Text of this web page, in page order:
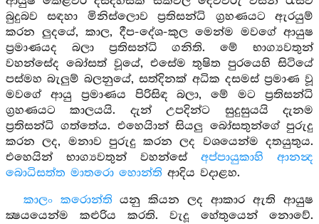
බුදුබව සඳහා මිනිස්ලොව ප්‍රතිසන්ධි ග්‍රහණයට ඇරයුම්
කරන ලුදයේ, කාල, දීප-දේශ-කුල මෙන්ම මවගේ ආයුෂ
ප්‍රමාණයද බලා ප්‍රතිසන්ධි ගනිති. මේ භාග්‍යවතුන්
වහන්සේද බෝසත් වූයේ, එසේම තුෂිත පුරයෙහි සිටියේ
පස්මහ බැලුම් බලනුයේ, සත්දිනක් අධික දසමස් ප්‍රමාණ වූ
මවගේ ආයු ප්‍රමාණය පිරිසිඳ බලා, මේ මට ප්‍රතිසන්ධි
ග්‍රහණයට කාලයයි. දැන් උපදින්ට සුදුසුයයි දැනම
ප්‍රතිසන්ධි ගත්තේය. එහෙයිාන් සියලු බෝසතුන්ගේ පුරුදු
කරන ලද, මනාව පුරුදු කරන ලද වශයෙන්ම දතයුතුය.
එහෙයින් භාග්‍යවතුන් වහන්සේ අප්පායුකාහි ආනන්‍ද
බොධිසත්ත මාතරො හොන්ති ආදිය වදාළහ.
කාලං කරොන්ති යනු කියන ලද ආකාර ඇති ආයුෂ
ක්‍ෂයයෙන්ම කළුරිය කරති. වැදූ හේතුයෙන් නොවේ.